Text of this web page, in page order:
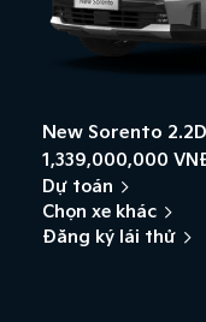
New Sorento
1,339,000,000
Dự toán
Chọn xe khác
Đăng ký lái thử